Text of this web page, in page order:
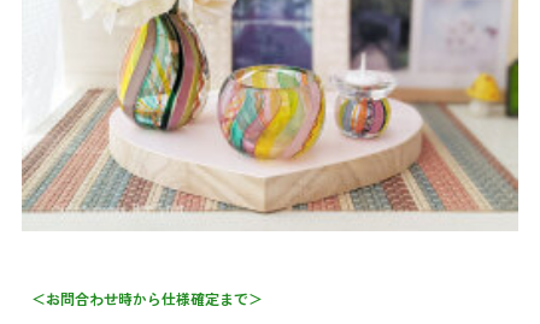
＜お問合わせ時から仕様確定まで＞